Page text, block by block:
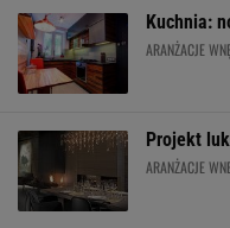
Kuchnia:
ARANŻACJE
Projekt
ARANŻACJE